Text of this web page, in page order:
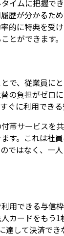
イムに把握で
歴が分かるた
的に特典を
とができます。
で、従業員に
の負担がゼロ
ぐに利用でき
帯サービスを
す。これは社
ではなく、一
用できる与信
カードをもう
して決済で